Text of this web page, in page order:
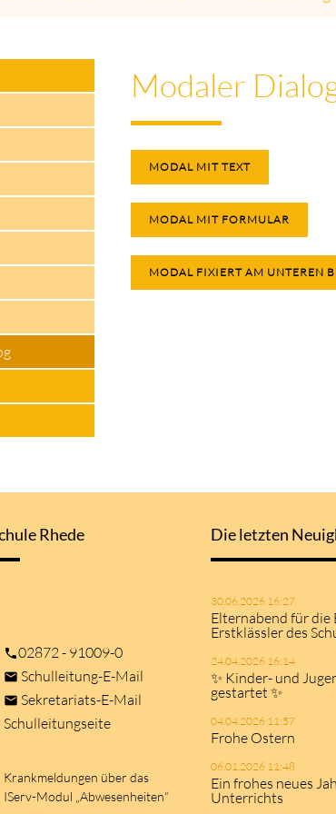
Modaler
MODAL MIT TEXT
MODAL MIT FORMULAR
MODAL FIXIERT AM UNTEREN
Rhede
phone02872 - 91009-0
mail Schulleitung-E-Mail
mail Sekretariats-E-Mail
Schulleitungseite
Krankmeldungen über das
IServ-Modul „Abwesenheiten“
Die letzten
30.06.2026 16:27
Elternabend für
Erstklässler des
24.04.2026 16:14
✨ Kinder- und
gestartet ✨
04.04.2026 11:57
Frohe Ostern
06.01.2026 11:48
Ein frohes neues
Unterrichts